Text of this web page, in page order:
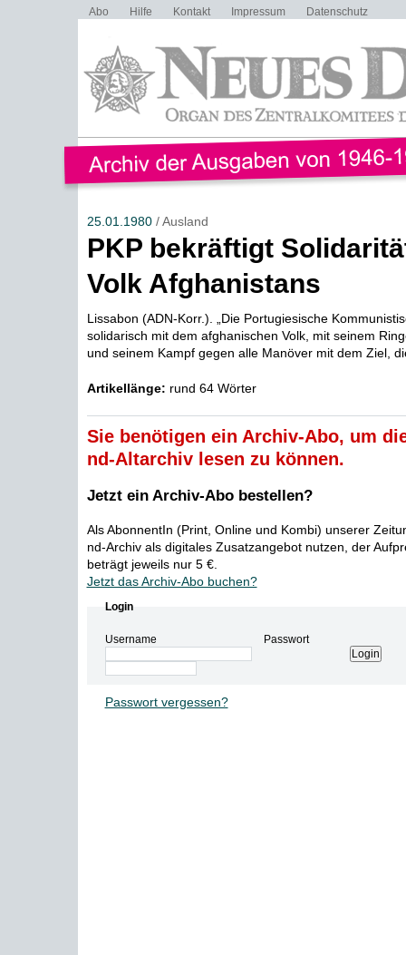
Abo Hilfe Kontakt Impressum Datenschutz
25.01.1980/ Ausland
PKP bekräftigt
Volk Afghanistans
Lissabon (ADN-Korr.). „Die Portugiesische
solidarisch mit dem afghanischen Volk, mit seinem
und seinem Kampf gegen alle Manöver mit dem Ziel,
Artikellänge: rund 64 Wörter
Sie benötigen ein Archiv-Abo, um
nd-Altarchiv lesen zu können.
Jetzt ein Archiv-Abo bestellen?
Als AbonnentIn (Print, Online und Kombi) unserer
nd-Archiv als digitales Zusatzangebot nutzen, der
beträgt jeweils nur 5 €.
Jetzt das Archiv-Abo buchen?
Login
Username Passwort
Passwort vergessen?